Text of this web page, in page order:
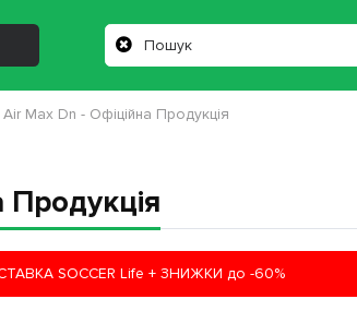
Продукція
SOCCER Life + ЗНИЖКИ до -60%
Max Dn - Офіційна Продукція